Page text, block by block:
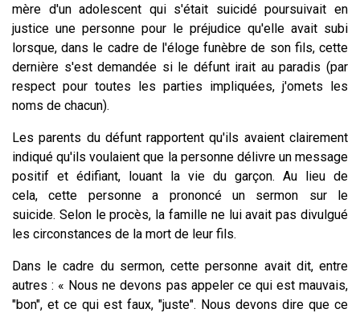
mère d'un adolescent qui s'était suicidé poursuivait en
justice une personne pour le préjudice qu'elle avait subi
lorsque, dans le cadre de l'éloge funèbre de son fils, cette
dernière s'est demandée si le défunt irait au paradis (par
respect pour toutes les parties impliquées, j'omets les
noms de chacun).
Les parents du défunt rapportent qu'ils avaient clairement
indiqué qu'ils voulaient que la personne délivre un message
positif et édifiant, louant la vie du garçon. Au lieu de
cela, cette personne a prononcé un sermon sur le
suicide. Selon le procès, la famille ne lui avait pas divulgué
les circonstances de la mort de leur fils.
Dans le cadre du sermon, cette personne avait dit, entre
autres : « Nous ne devons pas appeler ce qui est mauvais,
"bon", et ce qui est faux, "juste". Nous devons dire que ce